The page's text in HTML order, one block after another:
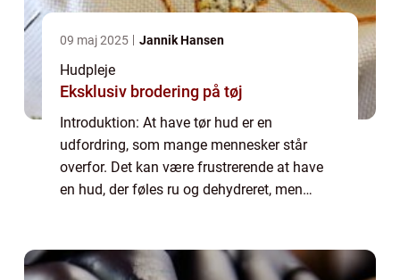
09 maj 2025 Jannik Hansen
Hudpleje
Eksklusiv brodering på tøj
Introduktion: At have tør hud er en
udfordring, som mange mennesker står
overfor. Det kan være frustrerende at have
en hud, der føles ru og dehydreret, men
...